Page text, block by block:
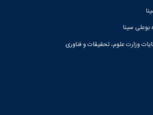
بوعلی سینا
وزارت علوم، تحقیقات و فناوری